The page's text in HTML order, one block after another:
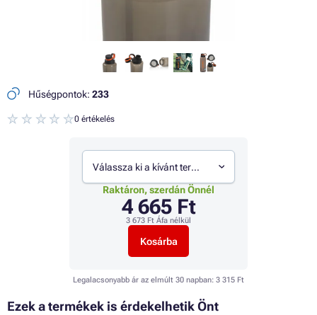
Hűségpontok: 233
0 értékelés
Válassza ki a kívánt termékváltozatot
Raktáron, szerdán Önnél
4 665 Ft
3 673 Ft Áfa nélkül
Kosárba
Legalacsonyabb ár az elmúlt 30 napban: 3 315 Ft
Ezek a termékek is érdekelhetik Önt